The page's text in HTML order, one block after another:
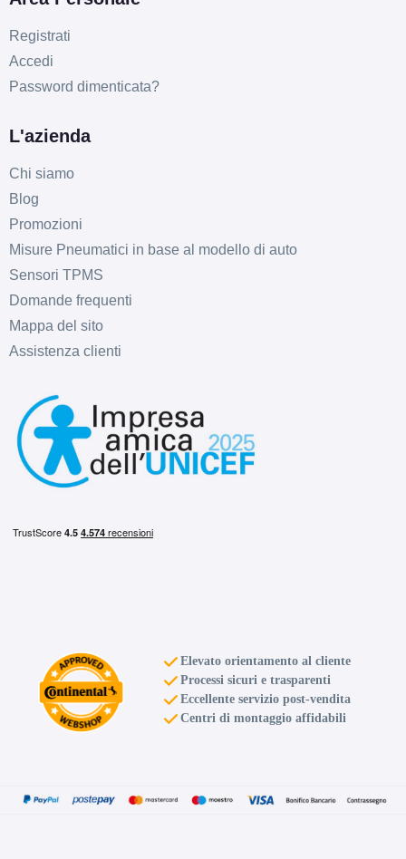
Registrati
Accedi
Password dimenticata?
L'azienda
Chi siamo
Blog
Promozioni
Misure Pneumatici in base al modello di auto
Sensori TPMS
Domande frequenti
Mappa del sito
Assistenza clienti
Elevato orientamento al cliente
Processi sicuri e trasparenti
Eccellente servizio post-vendita
Centri di montaggio affidabili